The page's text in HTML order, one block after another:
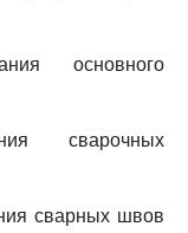
основного
сварочных
сварных швов